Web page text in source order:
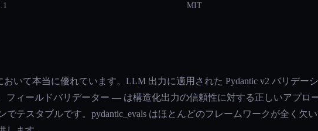
MIT
おいて本当に優れています。LLM 出力に適用された Pydantic v2 バリデー
フィールドバリデーター — は構造化出力の信頼性に対する正しいアプロー
でテスタブルです。pydantic_evals はほとんどのフレームワークが全く欠